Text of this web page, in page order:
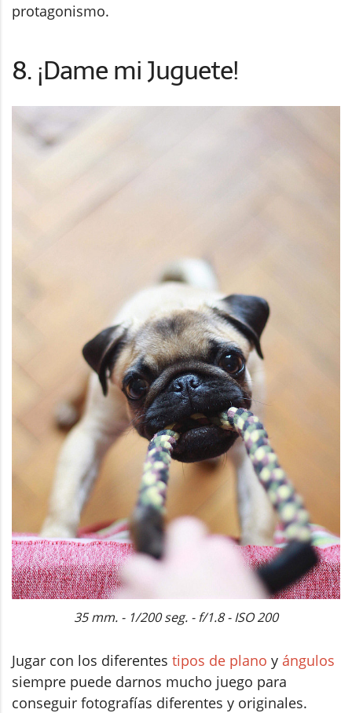
protagonismo.
8. ¡Dame mi Juguete!
35 mm. - 1/200 seg. - f/1.8 - ISO 200
Jugar con los diferentes tipos de plano y ángulos
siempre puede darnos mucho juego para
conseguir fotografías diferentes y originales.